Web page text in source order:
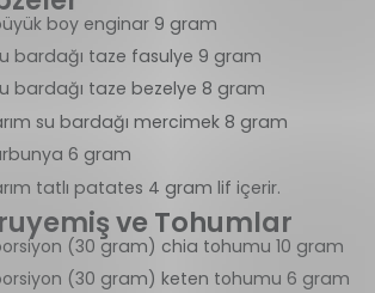
boy enginar 9 gram
bardağı taze fasulye 9 gram
bardağı taze bezelye 8 gram
su bardağı mercimek 8 gram
6 gram
tatlı patates 4 gram lif içerir.
ve Tohumlar
(30 gram) chia tohumu 10 gram
(30 gram) keten tohumu 6 gram